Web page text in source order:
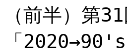
（前半）第
「